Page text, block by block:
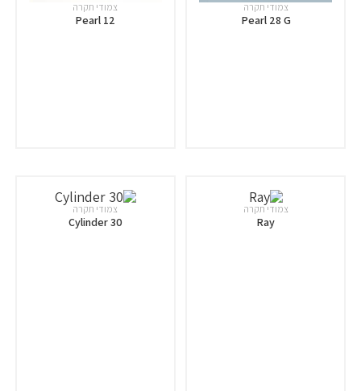
צמודי תקרה
Pearl 28 G
צמודי תקרה
Pearl 12
צמודי תקרה
Ray
צמודי תקרה
Cylinder 30